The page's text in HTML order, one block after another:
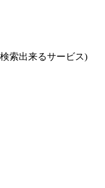
索出来るサービス)